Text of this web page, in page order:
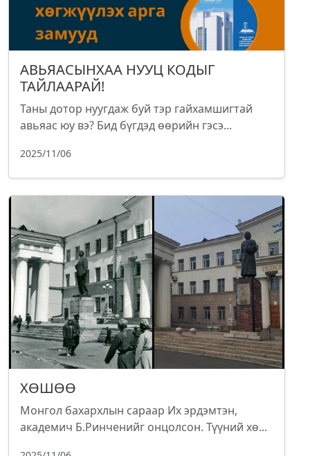
АВЬЯАСЫНХАА НУУЦ КОДЫГ
ТАЙЛААРАЙ!
Таны дотор нуугдаж буй тэр гайхамшигтай
авьяас юу вэ? Бид бүгдэд өөрийн гэсэ...
2025/11/06
ХӨШӨӨ
Монгол бахархлын сараар Их эрдэмтэн,
академич Б.Ринченийг онцолсон. Түүний хө...